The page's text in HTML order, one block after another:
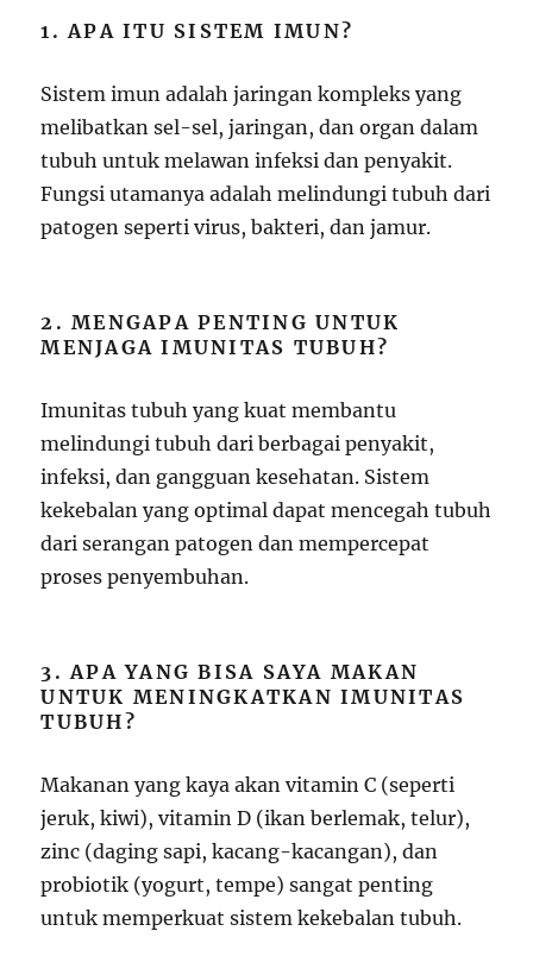
1. APA ITU SISTEM IMUN?
Sistem imun adalah jaringan kompleks yang
melibatkan sel-sel, jaringan, dan organ dalam
tubuh untuk melawan infeksi dan penyakit.
Fungsi utamanya adalah melindungi tubuh dari
patogen seperti virus, bakteri, dan jamur.
2. MENGAPA PENTING UNTUK
MENJAGA IMUNITAS TUBUH?
Imunitas tubuh yang kuat membantu
melindungi tubuh dari berbagai penyakit,
infeksi, dan gangguan kesehatan. Sistem
kekebalan yang optimal dapat mencegah tubuh
dari serangan patogen dan mempercepat
proses penyembuhan.
3. APA YANG BISA SAYA MAKAN
UNTUK MENINGKATKAN IMUNITAS
TUBUH?
Makanan yang kaya akan vitamin C (seperti
jeruk, kiwi), vitamin D (ikan berlemak, telur),
zinc (daging sapi, kacang-kacangan), dan
probiotik (yogurt, tempe) sangat penting
untuk memperkuat sistem kekebalan tubuh.